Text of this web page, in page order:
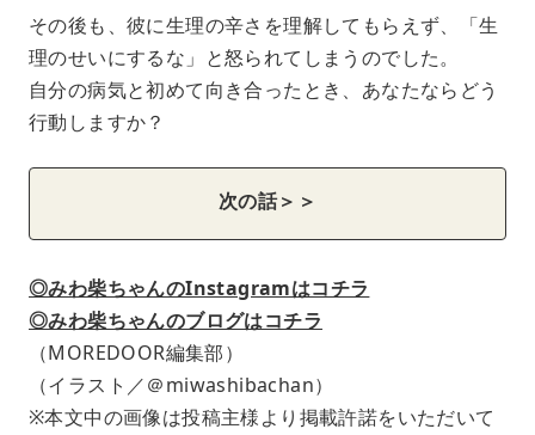
その後も、彼に生理の辛さを理解してもらえず、「生
理のせいにするな」と怒られてしまうのでした。
自分の病気と初めて向き合ったとき、あなたならどう
行動しますか？
次の話＞＞
◎みわ柴ちゃんのInstagramはコチラ
◎みわ柴ちゃんのブログはコチラ
（MOREDOOR編集部）
（イラスト／＠miwashibachan）
※本文中の画像は投稿主様より掲載許諾をいただいて